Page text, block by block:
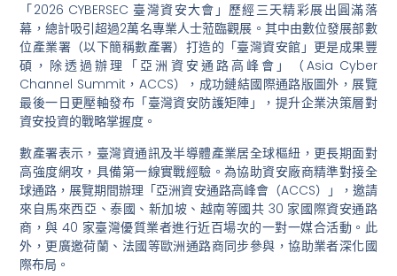
「2026 CYBERSEC 臺灣資安大會」歷經三天精彩展出圓滿落
幕，總計吸引超過2萬名專業人士蒞臨觀展。其中由數位發展部數
位產業署（以下簡稱數產署）打造的「臺灣資安館」更是成果豐
碩，除透過辦理「亞洲資安通路高峰會」（Asia Cyber
Channel Summit，ACCS），成功鏈結國際通路版圖外，展覽
最後一日更壓軸發布「臺灣資安防護矩陣」，提升企業決策層對
資安投資的戰略掌握度。
數產署表示，臺灣資通訊及半導體產業居全球樞紐，更長期面對
高強度網攻，具備第一線實戰經驗。為協助資安廠商精準對接全
球通路，展覽期間辦理「亞洲資安通路高峰會（ACCS）」，邀請
來自馬來西亞、泰國、新加坡、越南等國共 30 家國際資安通路
商，與 40 家臺灣優質業者進行近百場次的一對一媒合活動。此
外，更廣邀荷蘭、法國等歐洲通路商同步參與，協助業者深化國
際布局。